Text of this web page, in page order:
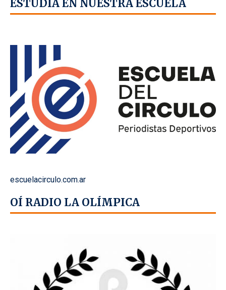
ESTUDIÁ EN NUESTRA ESCUELA
escuelacirculo.com.ar
OÍ RADIO LA OLÍMPICA